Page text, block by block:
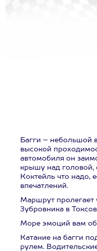
Багги – небольшой
высокой
автомобиля он
крышу над головой,
Коктейль что надо,
впечатлений.
Маршрут пролегает
Зубровника в
Море эмоций вам
Катание на багги
рулем.